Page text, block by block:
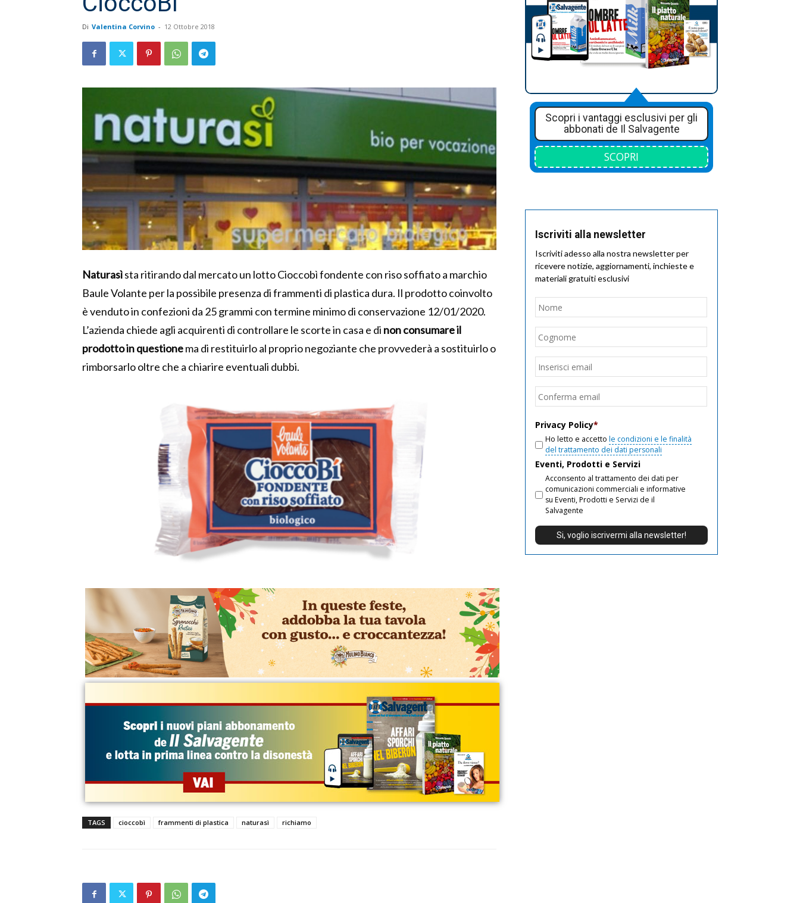
Di Valentina Corvino - 12 Ottobre 2018
Naturasìsta ritirando dal mercato un lotto Cioccobì fondente con riso soffiato a marchio
Baule Volante per la possibile presenza di frammenti di plastica dura. Il prodotto coinvolto
è venduto in confezioni da 25 grammi con termine minimo di conservazione 12/01/2020.
L’azienda chiede agli acquirenti di controllare le scorte in casa e di non consumare il
prodotto in questionema di restituirlo al proprio negoziante che provvederà a sostituirlo o
rimborsarlo oltre che a chiarire eventuali dubbi.
TAGS cioccobì frammenti di plastica naturasì richiamo
Scopri i vantaggi esclusivi per gli
abbonati de Il Salvagente
SCOPRI
Iscriviti alla newsletter
Iscriviti adesso alla nostra newsletter per
ricevere notizie, aggiornamenti, inchieste e
materiali gratuiti esclusivi
Nome
Email
Privacy Policy*
Ho letto e accetto le condizioni e le finalità
del trattamento dei dati personali
Eventi, Prodotti e Servizi
Acconsento al trattamento dei dati per
comunicazioni commerciali e informative
su Eventi, Prodotti e Servizi de il
Salvagente